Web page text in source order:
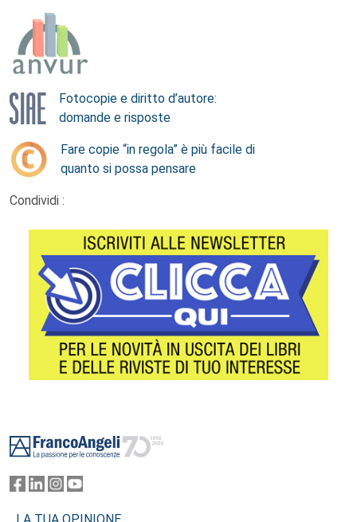
Fotocopie e diritto d’autore:
domande e risposte
Fare copie “in regola” è più facile di
quanto si possa pensare
Condividi :